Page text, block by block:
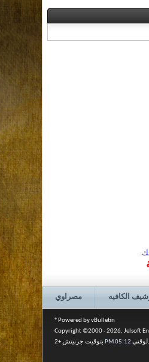
مصراوي الكافيه
Powered by vBulletin®
Copyright ©2000 - 2026, Jelsoft
05:12 PM بتوقيت جرنيتش +2